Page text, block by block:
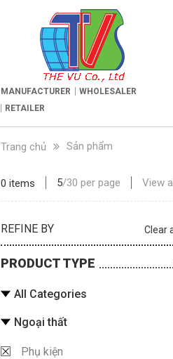
MANUFACTURER
WHOLESALER
RETAILER
Trang chủ Sản phẩm
REFINE BY Clear
PRODUCT TYPE
All Categories
Ngoại thất
Phụ kiện
0 items 5/30 per page View